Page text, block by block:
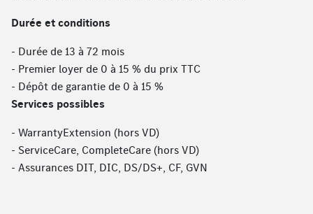
Durée et conditions
- Durée de 13 à 72 mois
- Premier loyer de 0 à 15 % du prix TTC
- Dépôt de garantie de 0 à 15 %
Services possibles
- WarrantyExtension (hors VD)
- ServiceCare, CompleteCare (hors VD)
- Assurances DIT, DIC, DS/DS+, CF, GVN